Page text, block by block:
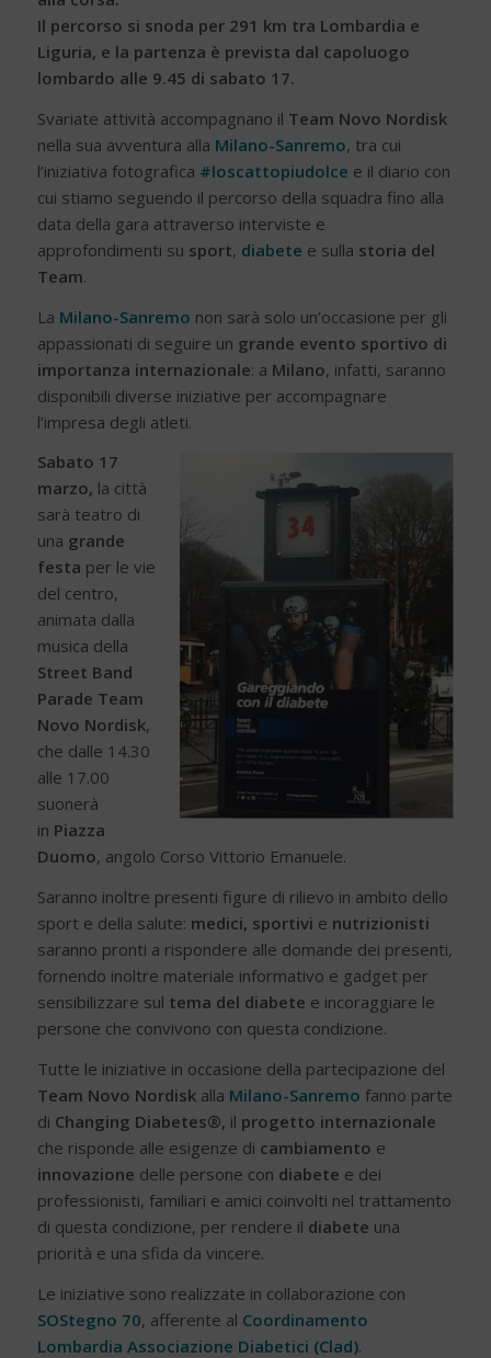
Il percorso si snoda per 291 km tra Lombardia e
Liguria, e la partenza è prevista dal capoluogo
lombardo alle 9.45 di sabato 17.
Svariate attività accompagnano il Team Novo Nordisk
nella sua avventura alla Milano-Sanremo, tra cui
l’iniziativa fotografica #loscattopiudolce e il diario con
cui stiamo seguendo il percorso della squadra fino alla
data della gara attraverso interviste e
approfondimenti su sport, diabete e sulla storia del
Team.
La Milano-Sanremo non sarà solo un’occasione per gli
appassionati di seguire un grande evento sportivo di
importanza internazionale: a Milano, infatti, saranno
disponibili diverse iniziative per accompagnare
l’impresa degli atleti.
Sabato 17
marzo, la città
sarà teatro di
una grande
festa per le vie
del centro,
animata dalla
musica della
Street Band
Parade Team
Novo Nordisk,
che dalle 14.30
alle 17.00
suonerà
in Piazza
Duomo, angolo Corso Vittorio Emanuele.
Saranno inoltre presenti figure di rilievo in ambito dello
sport e della salute: medici, sportivi e nutrizionisti
saranno pronti a rispondere alle domande dei presenti,
fornendo inoltre materiale informativo e gadget per
sensibilizzare sul tema del diabete e incoraggiare le
persone che convivono con questa condizione.
Tutte le iniziative in occasione della partecipazione del
Team Novo Nordiskalla Milano-Sanremo fanno parte
di Changing Diabetes®, il progetto internazionale
che risponde alle esigenze di cambiamento e
innovazione delle persone con diabete e dei
professionisti, familiari e amici coinvolti nel trattamento
di questa condizione, per rendere il diabete una
priorità e una sfida da vincere.
Le iniziative sono realizzate in collaborazione con
SOStegno 70, afferente al Coordinamento
Lombardia Associazione Diabetici (Clad).